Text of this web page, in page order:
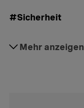
#Sicherheit
Mehr anzeigen
#Digitalisierung